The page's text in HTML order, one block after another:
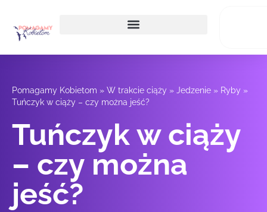
Pomagamy Kobietom » W trakcie ciąży » Jedzenie » Ryby »
Tuńczyk w ciąży – czy można jeść?
Tuńczyk w ciąży
– czy można
jeść?